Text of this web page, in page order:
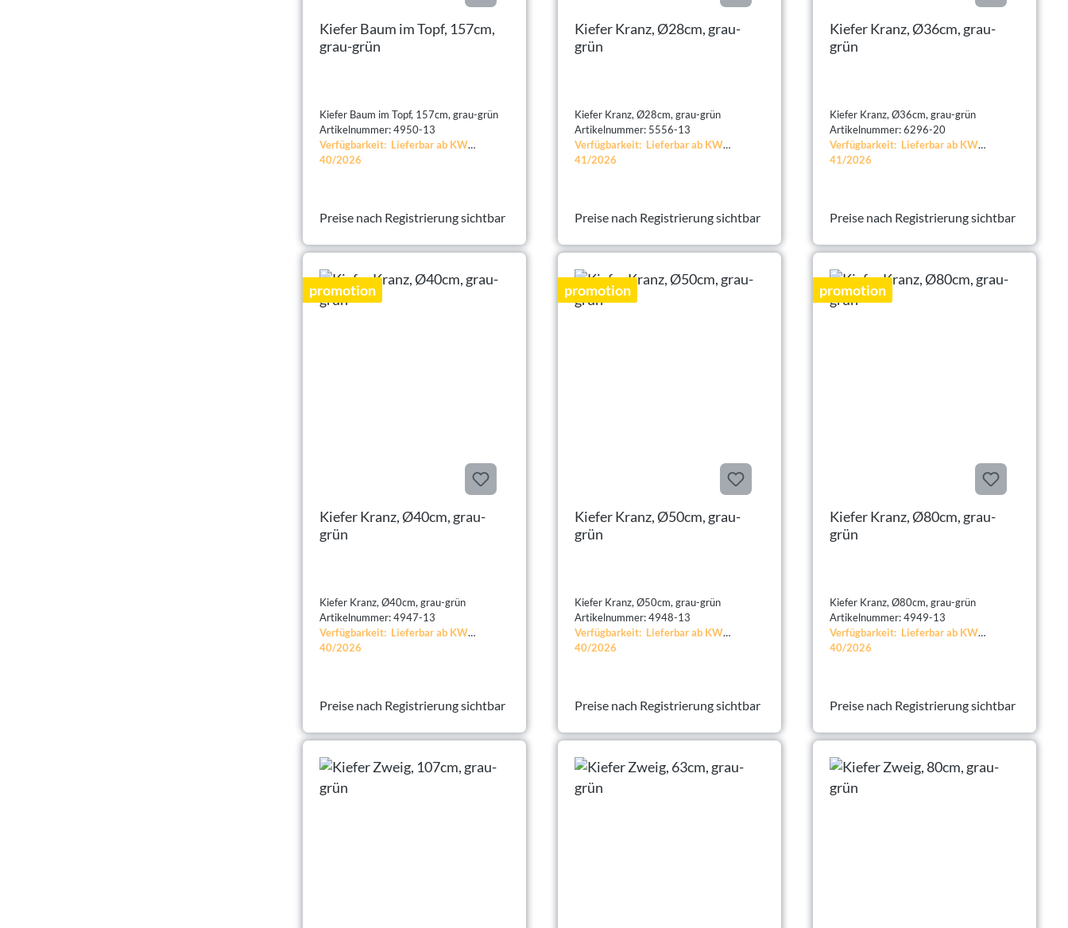
Kiefer Baum im Topf, 157cm,
grau-grün
Kiefer Baum im Topf, 157cm, grau-grün
Artikelnummer: 4950-13
Verfügbarkeit: Lieferbar ab KW
40/2026
Preise nach Registrierung sichtbar
Kiefer Kranz, Ø28cm, grau-
grün
Kiefer Kranz, Ø28cm, grau-grün
Artikelnummer: 5556-13
Verfügbarkeit: Lieferbar ab KW
41/2026
Preise nach Registrierung sichtbar
Kiefer Kranz, Ø36cm, grau-
grün
Kiefer Kranz, Ø36cm, grau-grün
Artikelnummer: 6296-20
Verfügbarkeit: Lieferbar ab KW
41/2026
Preise nach Registrierung sichtbar
promotion
Kiefer Kranz, Ø40cm, grau-
grün
Kiefer Kranz, Ø40cm, grau-grün
Artikelnummer: 4947-13
Verfügbarkeit: Lieferbar ab KW
40/2026
Preise nach Registrierung sichtbar
promotion
Kiefer Kranz, Ø50cm, grau-
grün
Kiefer Kranz, Ø50cm, grau-grün
Artikelnummer: 4948-13
Verfügbarkeit: Lieferbar ab KW
40/2026
Preise nach Registrierung sichtbar
promotion
Kiefer Kranz, Ø80cm, grau-
grün
Kiefer Kranz, Ø80cm, grau-grün
Artikelnummer: 4949-13
Verfügbarkeit: Lieferbar ab KW
40/2026
Preise nach Registrierung sichtbar